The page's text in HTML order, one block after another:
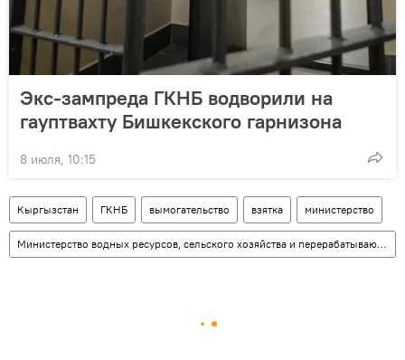
Экс-зампреда ГКНБ водворили на
гауптвахту Бишкекского гарнизона
8 июля, 10:15
Кыргызстан ГКНБ вымогательство взятка министерство
Министерство водных ресурсов, сельского хозяйства и перерабатывающей промышленности КР